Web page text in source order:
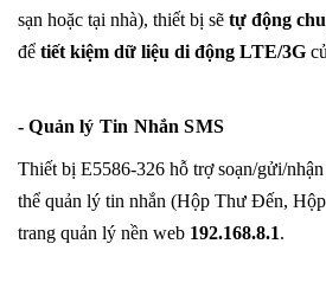
sạn hoặc tại nhà), thiết bị sẽ tự động
để tiết kiệm dữ liệu di động LTE/3G
- Quản lý Tin Nhắn SMS
Thiết bị E5586-326 hỗ trợ soạn/gửi/
thể quản lý tin nhắn (Hộp Thư Đến,
trang quản lý nền web 192.168.8.1.